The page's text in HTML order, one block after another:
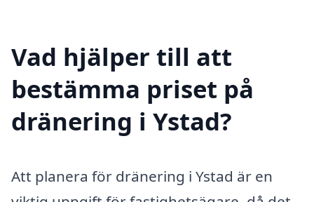
Vad hjälper till att
bestämma priset på
dränering i Ystad?
Att planera för dränering i Ystad är en